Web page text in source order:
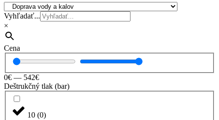
Vyhľadať...
×
Cena
0€ — 542€
Deštrukčný tlak (bar)
10 (0)